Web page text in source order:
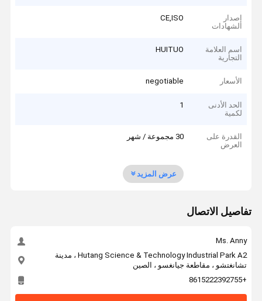
إصدار
الشهادات
CE,ISO
اسم العلامة
التجارية
HUITUO
الأسعار negotiable
الحد الأدنى
لكمية
1
القدرة على
العرض
30 مجموعة / شهر
عرض المزيد
تفاصيل الاتصال
Ms. Anny
Hutang Science & Technology Industrial Park A2 ، مدينة
تشانغتشو ، مقاطعة جيانغسو ، الصين
+8615222392755